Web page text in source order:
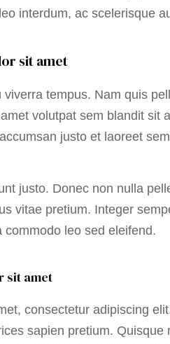
interdum, ac scelerisque
sit amet
tempus. Nam quis
volutpat sem blandit sit
justo et laoreet
justo. Donec non nulla
vitae pretium. Integer
commodo leo sed eleifend.
sit amet
consectetur adipiscing
sapien pretium.